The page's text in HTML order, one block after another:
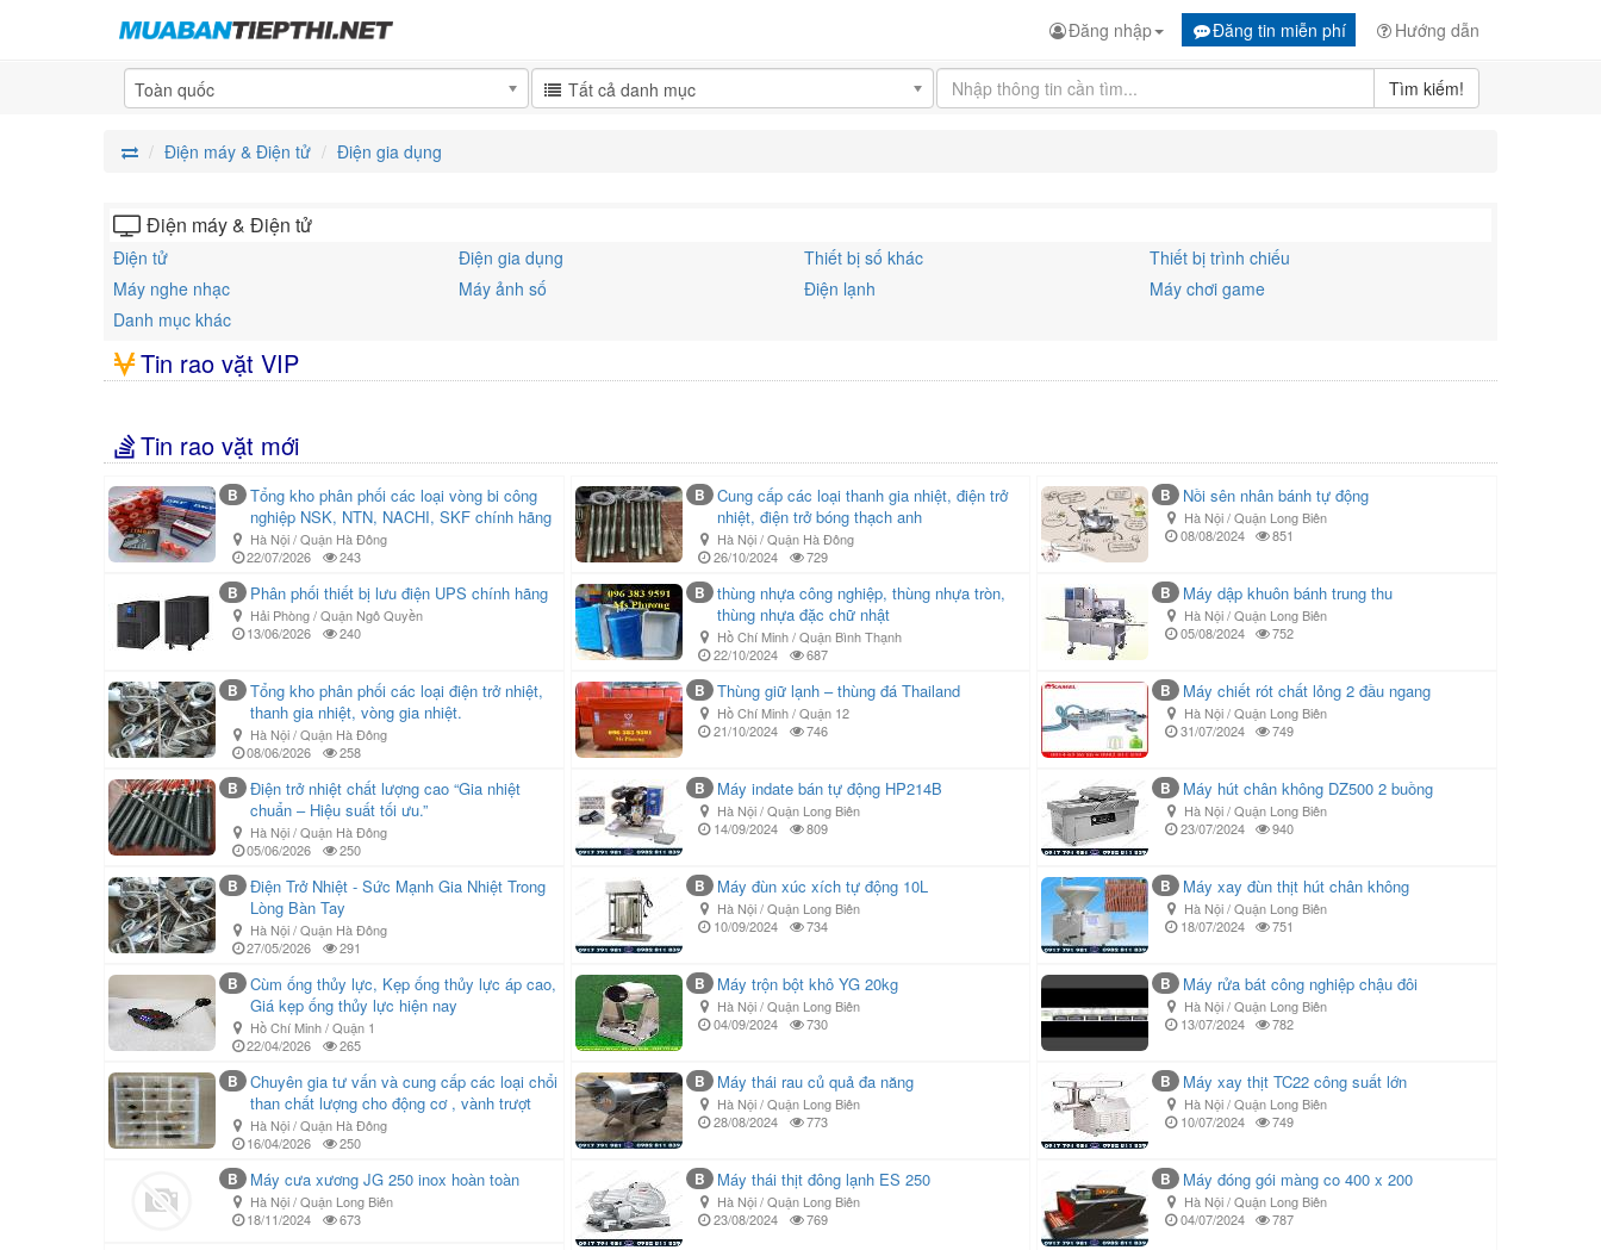
Đăng tin miễn phí Hướng dẫn
Đăng nhập
Toàn quốc Tất cả danh mục Tìm kiếm!
Điện máy & Điện tử Điện gia dụng
Điện máy & Điện tử
Điện tử Điện gia dụng Thiết bị số khác
Thiết bị trình chiếu
Máy nghe nhạc
Máy ảnh số Điện lạnh
Máy chơi game
Danh mục khác
Tin rao vặt VIP
Tin rao vặt mới
B
Tổng kho phân phối các loại vòng bi công
nghiệp NSK, NTN, NACHI, SKF chính hãng
Hà Nội / Quận Hà Đông
22/07/2026
243
B Phân phối thiết bị lưu điện UPS chính hãng
Hải Phòng / Quận Ngô Quyền
13/06/2026
240
B
Tổng kho phân phối các loại điện trở nhiệt,
thanh gia nhiệt, vòng gia nhiệt.
Hà Nội / Quận Hà Đông
08/06/2026
258
B
Điện trở nhiệt chất lượng cao “Gia nhiệt
chuẩn – Hiệu suất tối ưu.”
Hà Nội / Quận Hà Đông
05/06/2026
250
B
Điện Trở Nhiệt - Sức Mạnh Gia Nhiệt Trong
Lòng Bàn Tay
Hà Nội / Quận Hà Đông
27/05/2026
291
B
Cùm ống thủy lực, Kẹp ống thủy lực áp cao,
Giá kẹp ống thủy lực hiện nay
Hồ Chí Minh / Quận 1
22/04/2026
265
B
Chuyên gia tư vấn và cung cấp các loại chổi
than chất lượng cho động cơ , vành trượt
Hà Nội / Quận Hà Đông
16/04/2026
250
B Máy cưa xương JG 250 inox hoàn toàn
Hà Nội / Quận Long Biên
18/11/2024
673
B
Cung cấp các loại thanh gia nhiệt, điện trở
nhiệt, điện trở bóng thạch anh
Hà Nội / Quận Hà Đông
26/10/2024
729
B
thùng nhựa công nghiệp, thùng nhựa tròn,
thùng nhựa đặc chữ nhật
Hồ Chí Minh / Quận Bình Thạnh
22/10/2024
687
B Thùng giữ lạnh – thùng đá Thailand
Hồ Chí Minh / Quận 12
21/10/2024
746
B Máy indate bán tự động HP214B
Hà Nội / Quận Long Biên
14/09/2024
809
B Máy đùn xúc xích tự động 10L
Hà Nội / Quận Long Biên
10/09/2024
734
B Máy trộn bột khô YG 20kg
Hà Nội / Quận Long Biên
04/09/2024
730
B Máy thái rau củ quả đa năng
Hà Nội / Quận Long Biên
28/08/2024
773
B Máy thái thịt đông lạnh ES 250
Hà Nội / Quận Long Biên
23/08/2024
769
B Nồi sên nhân bánh tự động
Hà Nội / Quận Long Biên
08/08/2024
851
B Máy dập khuôn bánh trung thu
Hà Nội / Quận Long Biên
05/08/2024
752
B Máy chiết rót chất lỏng 2 đầu ngang
Hà Nội / Quận Long Biên
31/07/2024
749
B Máy hút chân không DZ500 2 buồng
Hà Nội / Quận Long Biên
23/07/2024
940
B Máy xay đùn thịt hút chân không
Hà Nội / Quận Long Biên
18/07/2024
751
B Máy rửa bát công nghiệp chậu đôi
Hà Nội / Quận Long Biên
13/07/2024
782
B Máy xay thịt TC22 công suất lớn
Hà Nội / Quận Long Biên
10/07/2024
749
B Máy đóng gói màng co 400 x 200
Hà Nội / Quận Long Biên
04/07/2024
787